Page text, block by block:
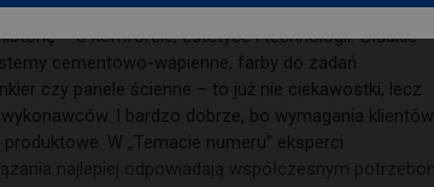
nam zwykłe tynki i farby. Dziś oczekujemy, że
– o komforcie, estetyce i technologii. Gładkie
cementowo-wapienne, farby do zadań
czy panele ścienne – to już nie ciekawostki, lecz
I bardzo dobrze, bo wymagania klientów
W „Temacie numeru” eksperci
najlepiej odpowiadają współczesnym potrzebom